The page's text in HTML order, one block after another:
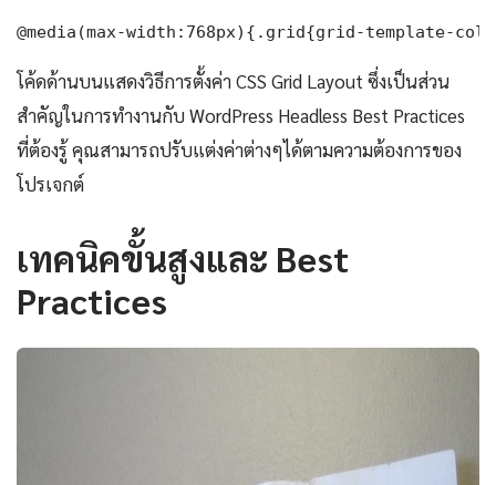
@media(max-width:768px){.grid{grid-template-
โค้ดด้านบนแสดงวิธีการตั้งค่า CSS Grid Layout ซึ่งเป็นส่วน
สำคัญในการทำงานกับ WordPress Headless Best Practices
ที่ต้องรู้ คุณสามารถปรับแต่งค่าต่างๆได้ตามความต้องการของ
โปรเจกต์
เทคนิคขั้นสูงและ Best
Practices